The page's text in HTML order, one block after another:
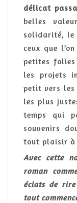
délicat
belles
solidarité, le
ceux que
petites folies
les projets
petit vers les
les plus
temps qui
souvenirs
tout plaisir à
Avec cette
roman
éclats de
tout